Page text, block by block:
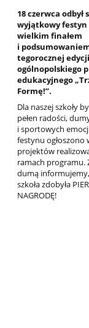
18 czerwca odbył
wyjątkowy festyn
wielkim finałem
i
tegorocznej edycji
ogólnopolskiego
edukacyjnego
Formę!”.
Dla naszej szkoły
pełen radości,
i sportowych
festynu ogłoszono
projektów
ramach programu.
dumą
szkoła zdobyła
NAGRODĘ!